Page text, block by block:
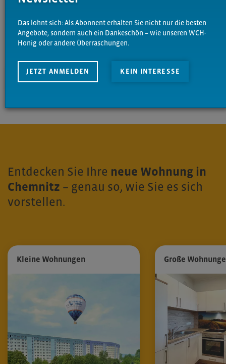
Entdecken Sie Ihre neue Wohnung in
Chemnitz – genau so, wie Sie es sich
vorstellen.
Kleine Wohnungen Große
Das lohnt sich: Als Abonnent erhalten Sie nicht nur die besten
Angebote, sondern auch ein Dankeschön – wie unseren WCH-
Honig oder andere Überraschungen.
JETZT ANMELDEN KEIN INTERESSE